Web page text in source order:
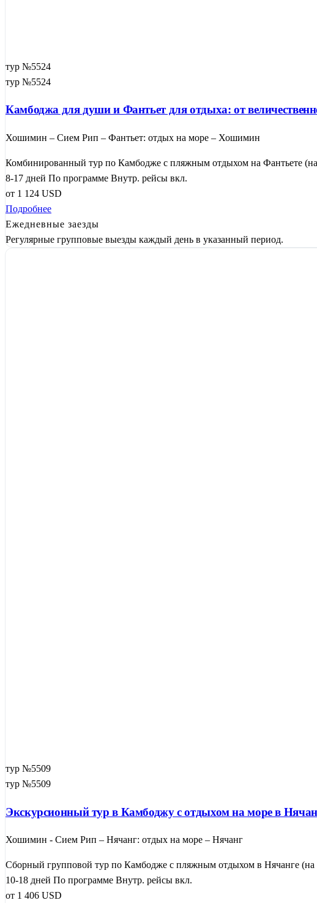
тур №5524
тур №5524
Камбоджа для души и Фантьет для отдыха: от
Хошимин – Сием Рип – Фантьет: отдых на море – Хошимин
Комбинированный тур по Камбодже с пляжным отдыхом на Фантьете
8-17 дней По программе Внутр. рейсы вкл.
от 1 124 USD
Подробнее
Ежедневные заезды
Регулярные групповые выезды каждый день в указанный период.
тур №5509
тур №5509
Экскурсионный тур в Камбоджу с отдыхом на море в
Хошимин - Сием Рип – Нячанг: отдых на море – Нячанг
Сборный групповой тур по Камбодже с пляжным отдыхом в Нячанге
10-18 дней По программе Внутр. рейсы вкл.
от 1 406 USD